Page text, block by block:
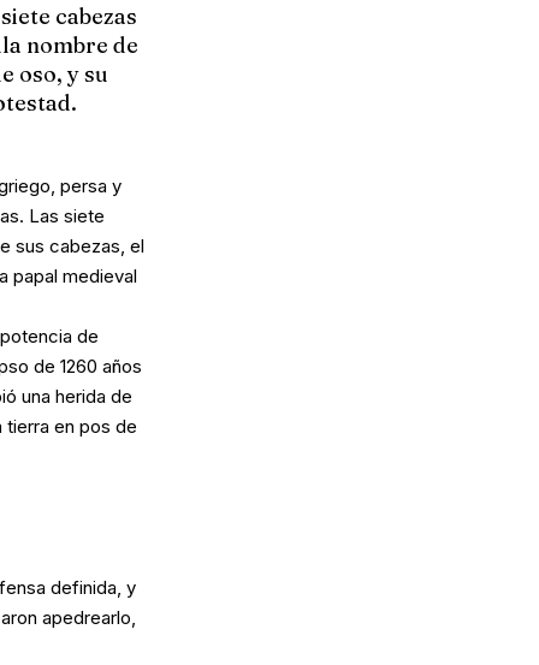
cabezas
nombre de
oso, y su
persa y
Las siete
sus cabezas, el
papal medieval
de
de 1260 años
una herida de
tierra en pos de
definida, y
apedrearlo,